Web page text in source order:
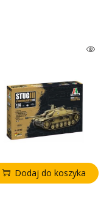
Dodaj do koszyka